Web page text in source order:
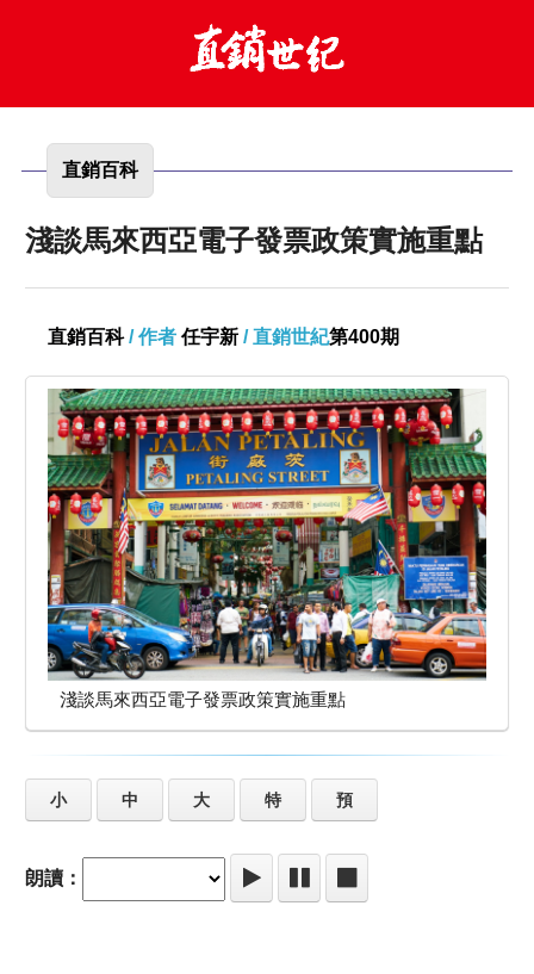
直銷百科
淺談馬來西亞電子發票政策實施重點
直銷百科/ 作者 任宇新 / 直銷世紀第400期
淺談馬來西亞電子發票政策實施重點
小 中 大 特 預
朗讀：